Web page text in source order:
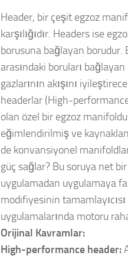
Header, bir çeşit egzoz
karşılığıdır. Headers ise
borusuna bağlayan borudur.
arasındaki boruları
gazlarının akışını
headerlar (High-
olan özel bir egzoz
eğimlendirilmiş ve
de konvansiyonel
güç sağlar? Bu soruya net
uygulamadan uygulamaya
modifiyesinin
uygulamalarında motoru
Orijinal Kavramlar:
High-performance header: